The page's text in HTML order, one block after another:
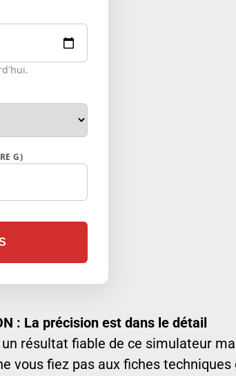
G)
: La précision est dans le détail
résultat fiable de ce simulateur
vous fiez pas aux fiches techniques